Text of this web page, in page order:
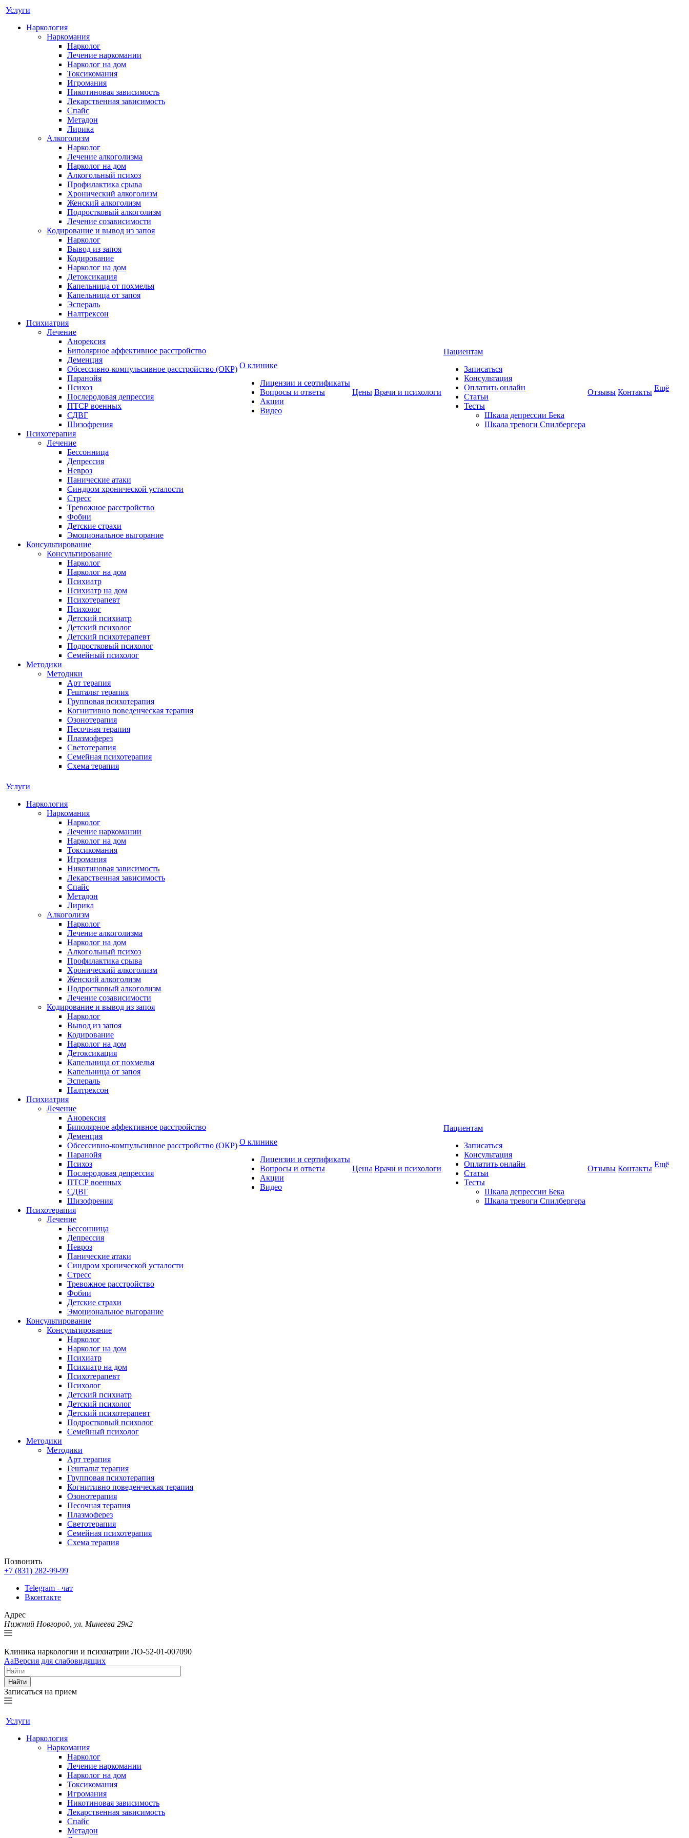
Услуги
Наркология
Наркомания
Нарколог
Лечение наркомании
Нарколог на дом
Токсикомания
Игромания
Никотиновая зависимость
Лекарственная зависимость
Спайс
Метадон
Лирика
Алкоголизм
Нарколог
Лечение алкоголизма
Нарколог на дом
Алкогольный психоз
Профилактика срыва
Хронический алкоголизм
Женский алкоголизм
Подростковый алкоголизм
Лечение созависимости
Кодирование и вывод из запоя
Нарколог
Вывод из запоя
Кодирование
Нарколог на дом
Детоксикация
Капельница от похмелья
Капельница от запоя
Эспераль
Налтрексон
Психиатрия
Лечение
Анорексия
Биполярное аффективное расстройство
Деменция
Обсессивно-компульсивное расстройство (ОКР)
Паранойя
Психоз
Послеродовая депрессия
ПТСР военных
СДВГ
Шизофрения
Психотерапия
Лечение
Бессонница
Депрессия
Невроз
Панические атаки
Синдром хронической усталости
Стресс
Тревожное расстройство
Фобии
Детские страхи
Эмоциональное выгорание
Консультирование
Консультирование
Нарколог
Нарколог на дом
Психиатр
Психиатр на дом
Психотерапевт
Психолог
Детский психиатр
Детский психолог
Детский психотерапевт
Подростковый психолог
Семейный психолог
Методики
Методики
Арт терапия
Гештальт терапия
Групповая психотерапия
Когнитивно поведенческая терапия
Озонотерапия
Песочная терапия
Плазмоферез
Светотерапия
Семейная психотерапия
Схема терапия
О клинике
Лицензии и сертификаты
Вопросы и ответы
Акции
Видео
Цены Врачи и психологи
Пациентам
Записаться
Консультация
Оплатить онлайн
Статьи
Тесты
Шкала депрессии Бека
Шкала тревоги Спилбергера
Отзывы Контакты Ещё
Услуги
Наркология
Наркомания
Нарколог
Лечение наркомании
Нарколог на дом
Токсикомания
Игромания
Никотиновая зависимость
Лекарственная зависимость
Спайс
Метадон
Лирика
Алкоголизм
Нарколог
Лечение алкоголизма
Нарколог на дом
Алкогольный психоз
Профилактика срыва
Хронический алкоголизм
Женский алкоголизм
Подростковый алкоголизм
Лечение созависимости
Кодирование и вывод из запоя
Нарколог
Вывод из запоя
Кодирование
Нарколог на дом
Детоксикация
Капельница от похмелья
Капельница от запоя
Эспераль
Налтрексон
Психиатрия
Лечение
Анорексия
Биполярное аффективное расстройство
Деменция
Обсессивно-компульсивное расстройство (ОКР)
Паранойя
Психоз
Послеродовая депрессия
ПТСР военных
СДВГ
Шизофрения
Психотерапия
Лечение
Бессонница
Депрессия
Невроз
Панические атаки
Синдром хронической усталости
Стресс
Тревожное расстройство
Фобии
Детские страхи
Эмоциональное выгорание
Консультирование
Консультирование
Нарколог
Нарколог на дом
Психиатр
Психиатр на дом
Психотерапевт
Психолог
Детский психиатр
Детский психолог
Детский психотерапевт
Подростковый психолог
Семейный психолог
Методики
Методики
Арт терапия
Гештальт терапия
Групповая психотерапия
Когнитивно поведенческая терапия
Озонотерапия
Песочная терапия
Плазмоферез
Светотерапия
Семейная психотерапия
Схема терапия
О клинике
Лицензии и сертификаты
Вопросы и ответы
Акции
Видео
Цены Врачи и психологи
Пациентам
Записаться
Консультация
Оплатить онлайн
Статьи
Тесты
Шкала депрессии Бека
Шкала тревоги Спилбергера
Отзывы Контакты Ещё
Позвонить
+7 (831) 282-99-99
Telegram - чат
Вконтакте
Адрес
Нижний Новгород, ул. Минеева 29к2
Клиника наркологии и психиатрии ЛО-52-01-007090
AaВерсия для слабовидящих
Найти
Записаться на прием
Услуги
Наркология
Наркомания
Нарколог
Лечение наркомании
Нарколог на дом
Токсикомания
Игромания
Никотиновая зависимость
Лекарственная зависимость
Спайс
Метадон